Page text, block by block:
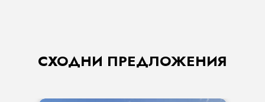
СХОДНИ ПРЕДЛОЖЕНИЯ